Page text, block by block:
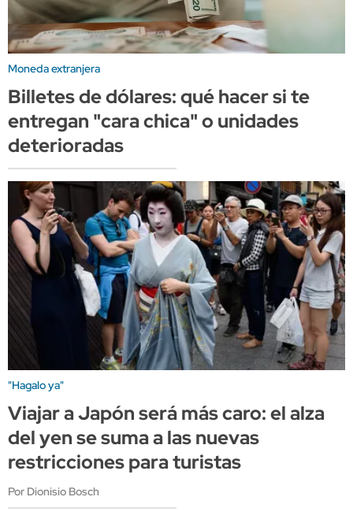
Moneda extranjera
Billetes de dólares: qué hacer si te
entregan "cara chica" o unidades
deterioradas
"Hagalo ya"
Viajar a Japón será más caro: el alza
del yen se suma a las nuevas
restricciones para turistas
Por Dionisio Bosch